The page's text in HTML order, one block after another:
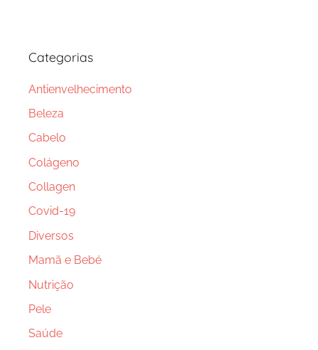
Categorias
Antienvelhecimento
Beleza
Cabelo
Colágeno
Collagen
Covid-19
Diversos
Mamã e Bebé
Nutrição
Pele
Saúde